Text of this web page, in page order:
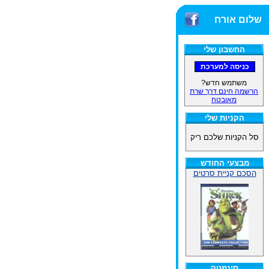
שלום אורח
החשבון שלי
משתמש חדש?
הרשמה חינם דרך שרת
מאובטח
הקניות שלי
סל הקניות שלכם ריק
מבצעי החודש
הסכם קניית סרטים